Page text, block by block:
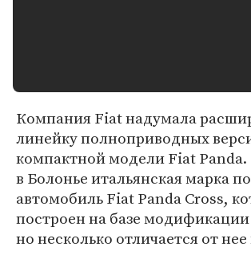
Компания Fiat надумала
линейку полноприводных
компактной модели Fiat
в Болонье итальянская марка
автомобиль Fiat Panda Cross,
построен на базе модификации
но несколько отличается от